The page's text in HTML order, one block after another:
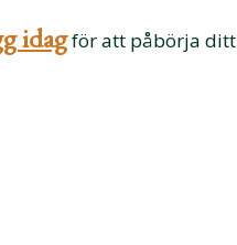
idagför att påbörja ditt